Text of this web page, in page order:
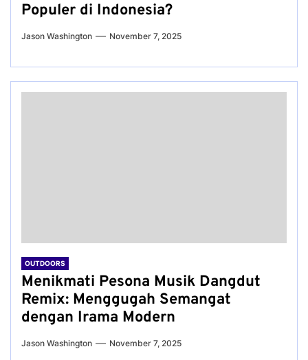
Populer di Indonesia?
Jason Washington November 7, 2025
OUTDOORS
Menikmati Pesona Musik Dangdut
Remix: Menggugah Semangat
dengan Irama Modern
Jason Washington November 7, 2025